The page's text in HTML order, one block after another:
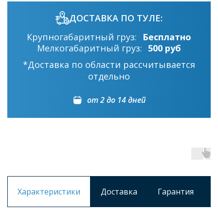
ДОСТАВКА ПО ТУЛЕ:
Крупногабаритный груз:
Бесплатно
Мелкогабаритный груз: 500 руб
*Доставка по области рассчитывается
отдельно
от 2 до 14 дней
Характеристики Доставка Гарантия